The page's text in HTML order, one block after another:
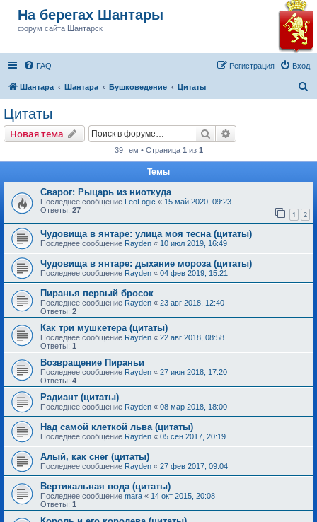
На берегах Шантары
форум сайта Шантарск
FAQ Вход
Регистрация
Шантара Шантара Бушковедение Цитаты
Цитаты
Новая тема Поиск
39 тем • Страница 1 из 1
Темы
Сварог: Рыцарь из ниоткуда
Последнее сообщение LeoLogic « 15 май 2020, 09:23
Ответы: 27 1 2
Чудовища в янтаре: улица моя тесна (цитаты)
Последнее сообщение Rayden « 10 июл 2019, 16:49
Чудовища в янтаре: дыхание мороза (цитаты)
Последнее сообщение Rayden « 04 фев 2019, 15:21
Пиранья первый бросок
Последнее сообщение Rayden « 23 авг 2018, 12:40
Ответы: 2
Как три мушкетера (цитаты)
Последнее сообщение Rayden « 22 авг 2018, 08:58
Ответы: 1
Возвращение Пираньи
Последнее сообщение Rayden « 27 июн 2018, 17:20
Ответы: 4
Радиант (цитаты)
Последнее сообщение Rayden « 08 мар 2018, 18:00
Над самой клеткой льва (цитаты)
Последнее сообщение Rayden « 05 сен 2017, 20:19
Алый, как снег (цитаты)
Последнее сообщение Rayden « 27 фев 2017, 09:04
Вертикальная вода (цитаты)
Последнее сообщение mara « 14 окт 2015, 20:08
Ответы: 1